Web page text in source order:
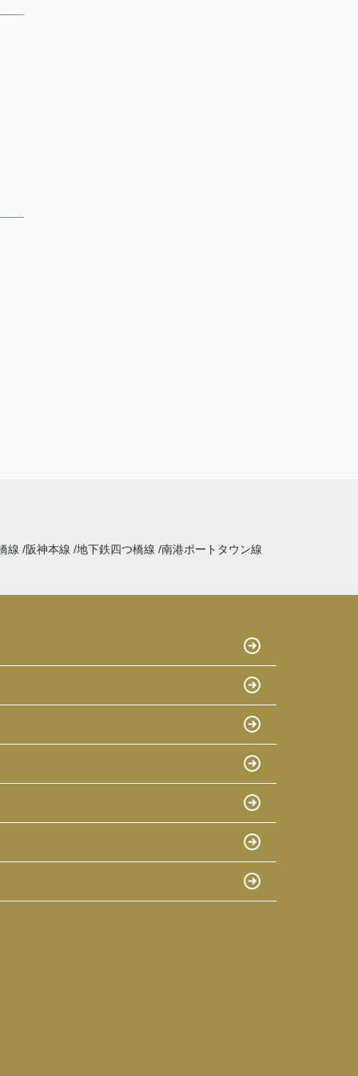
線 阪神本線 地下鉄四つ橋線 南港ポートタウン線